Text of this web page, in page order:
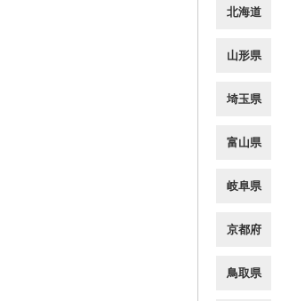
北海道
山形県
埼玉県
富山県
岐阜県
京都府
鳥取県